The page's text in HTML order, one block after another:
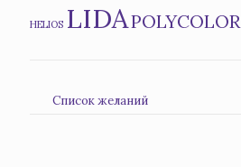
HELIOS LIDAPOLYCOLOR
Список желаний